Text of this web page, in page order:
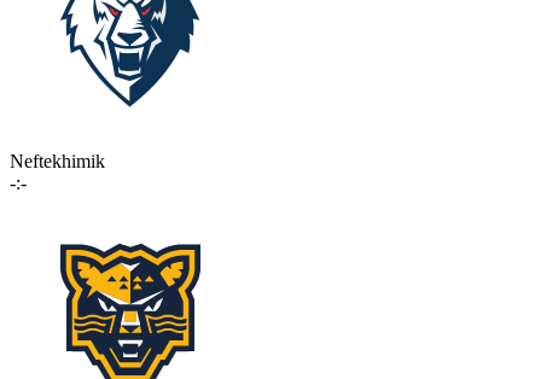
Neftekhimik
-:-